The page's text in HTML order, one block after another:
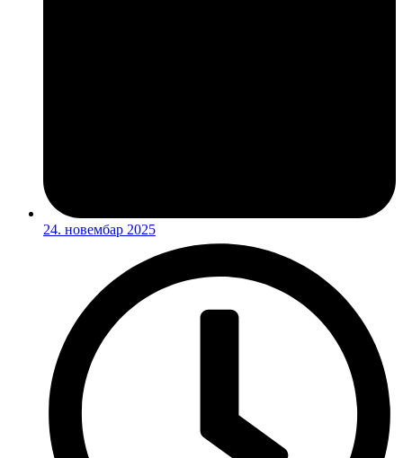
24. новембар 2025